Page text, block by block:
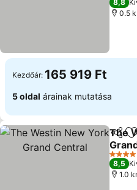
8,8
0.5
Kezdőár: 165 919 Ft
5 oldal árainak mutatása
The
Árak
4
8,5
1.0